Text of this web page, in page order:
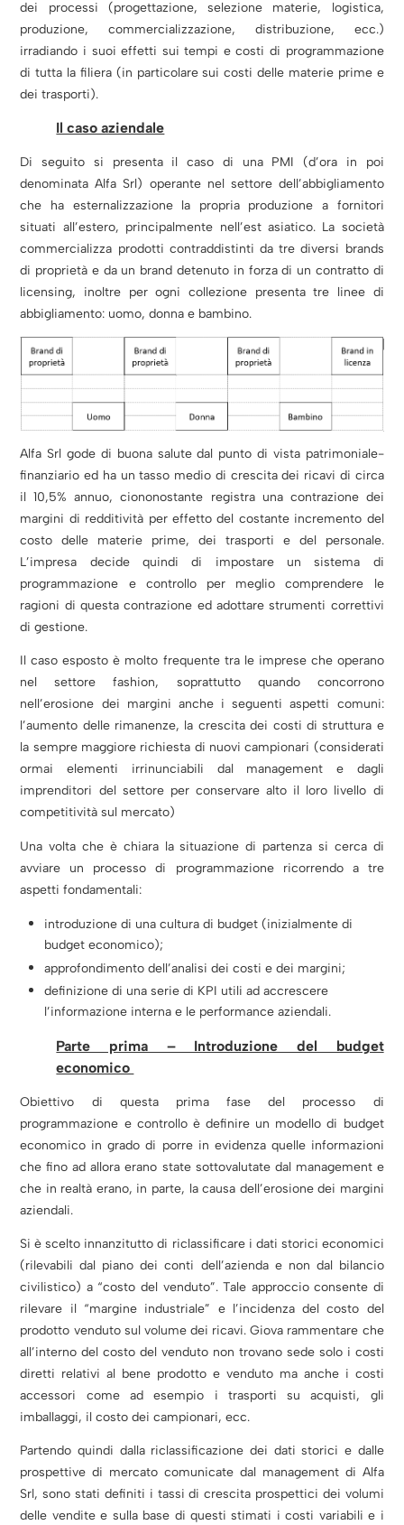
dei processi (progettazione, selezione materie, logistica,
produzione, commercializzazione, distribuzione, ecc.)
irradiando i suoi effetti sui tempi e costi di programmazione
di tutta la filiera (in particolare sui costi delle materie prime e
dei trasporti).
Il caso aziendale
Di seguito si presenta il caso di una PMI (d’ora in poi
denominata Alfa Srl) operante nel settore dell’abbigliamento
che ha esternalizzazione la propria produzione a fornitori
situati all’estero, principalmente nell’est asiatico. La società
commercializza prodotti contraddistinti da tre diversi brands
di proprietà e da un brand detenuto in forza di un contratto di
licensing, inoltre per ogni collezione presenta tre linee di
abbigliamento: uomo, donna e bambino.
Alfa Srl gode di buona salute dal punto di vista patrimoniale-
finanziario ed ha un tasso medio di crescita dei ricavi di circa
il 10,5% annuo, ciononostante registra una contrazione dei
margini di redditività per effetto del costante incremento del
costo delle materie prime, dei trasporti e del personale.
L’impresa decide quindi di impostare un sistema di
programmazione e controllo per meglio comprendere le
ragioni di questa contrazione ed adottare strumenti correttivi
di gestione.
Il caso esposto è molto frequente tra le imprese che operano
nel settore fashion, soprattutto quando concorrono
nell’erosione dei margini anche i seguenti aspetti comuni:
l’aumento delle rimanenze, la crescita dei costi di struttura e
la sempre maggiore richiesta di nuovi campionari (considerati
ormai elementi irrinunciabili dal management e dagli
imprenditori del settore per conservare alto il loro livello di
competitività sul mercato)
Una volta che è chiara la situazione di partenza si cerca di
avviare un processo di programmazione ricorrendo a tre
aspetti fondamentali:
introduzione di una cultura di budget (inizialmente di
budget economico);
approfondimento dell’analisi dei costi e dei margini;
definizione di una serie di KPI utili ad accrescere
l’informazione interna e le performance aziendali.
Parte prima – Introduzione del budget
economico
Obiettivo di questa prima fase del processo di
programmazione e controllo è definire un modello di budget
economico in grado di porre in evidenza quelle informazioni
che fino ad allora erano state sottovalutate dal management e
che in realtà erano, in parte, la causa dell’erosione dei margini
aziendali.
Si è scelto innanzitutto di riclassificare i dati storici economici
(rilevabili dal piano dei conti dell’azienda e non dal bilancio
civilistico) a “costo del venduto”. Tale approccio consente di
rilevare il “margine industriale” e l’incidenza del costo del
prodotto venduto sul volume dei ricavi. Giova rammentare che
all’interno del costo del venduto non trovano sede solo i costi
diretti relativi al bene prodotto e venduto ma anche i costi
accessori come ad esempio i trasporti su acquisti, gli
imballaggi, il costo dei campionari, ecc.
Partendo quindi dalla riclassificazione dei dati storici e dalle
prospettive di mercato comunicate dal management di Alfa
Srl, sono stati definiti i tassi di crescita prospettici dei volumi
delle vendite e sulla base di questi stimati i costi variabili e i